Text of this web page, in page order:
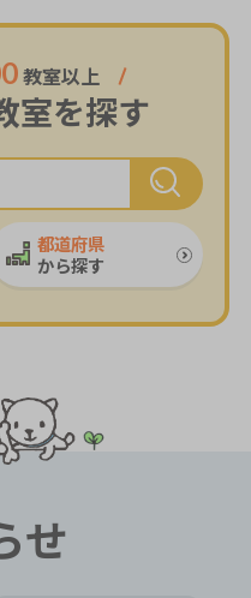
教室以上
室を探す
都道府県
から探す
せ